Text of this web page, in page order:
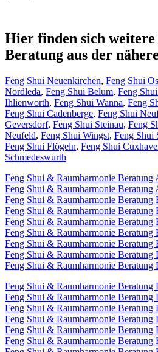
Hier finden sich weitere
Beratung aus der
Feng Shui Neuenkirchen, Feng Shui
Nordleda, Feng Shui Belum, Feng
Ihlienworth, Feng Shui Wanna, Feng
Feng Shui Cadenberge, Feng Shui
Geversdorf, Feng Shui Steinau, Feng
Neufeld, Feng Shui Wingst, Feng Shui
Feng Shui Flögeln, Feng Shui
Schmedeswurth
Feng Shui & Raumharmonie Beratung
Feng Shui & Raumharmonie Beratung
Feng Shui & Raumharmonie Beratung
Feng Shui & Raumharmonie Beratung
Feng Shui & Raumharmonie Beratung
Feng Shui & Raumharmonie Beratung
Feng Shui & Raumharmonie Beratung
Feng Shui & Raumharmonie Beratung
Feng Shui & Raumharmonie Beratung
Feng Shui & Raumharmonie Beratung
Feng Shui & Raumharmonie Beratung
Feng Shui & Raumharmonie Beratung
Feng Shui & Raumharmonie Beratung
Feng Shui & Raumharmonie Beratung
Feng Shui & Raumharmonie Beratung